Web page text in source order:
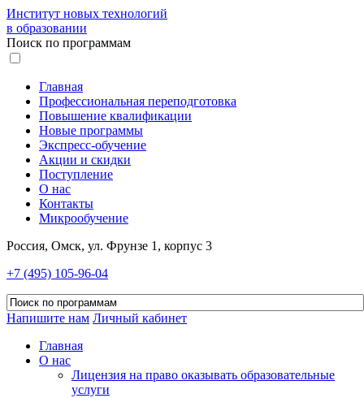
Институт новых технологий
в образовании
Поиск по программам
Главная
Профессиональная переподготовка
Повышение квалификации
Новые программы
Экспресс-обучение
Акции и скидки
Поступление
О нас
Контакты
Микрообучение
Россия, Омск, ул. Фрунзе 1, корпус 3
+7 (495) 105-96-04
Напишите нам Личный кабинет
Главная
О нас
Лицензия на право оказывать образовательные
услуги